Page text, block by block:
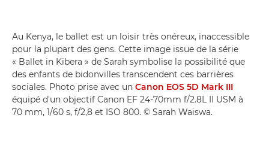
Au Kenya, le ballet est un loisir très onéreux, inaccessible
pour la plupart des gens. Cette image issue de la série
« Ballet in Kibera » de Sarah symbolise la possibilité que
des enfants de bidonvilles transcendent ces barrières
sociales. Photo prise avec un Canon EOS 5D Mark III
équipé d'un objectif Canon EF 24-70mm f/2.8L II USM à
70 mm, 1/60 s, f/2,8 et ISO 800. © Sarah Waiswa.